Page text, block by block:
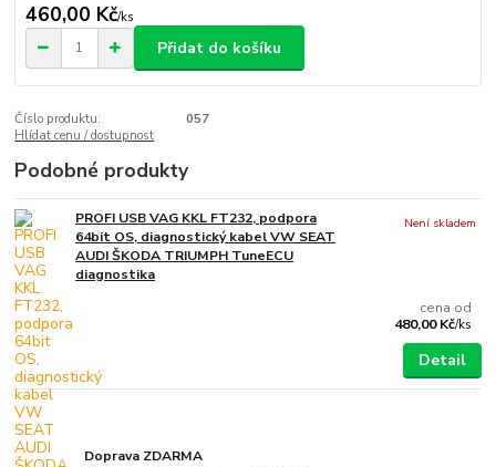
460,00 Kč/ks
Přidat do košíku
Číslo produktu:
057
Hlídat cenu / dostupnost
Podobné produkty
PROFI USB VAG KKL FT232, podpora
64bit OS, diagnostický kabel VW SEAT
AUDI ŠKODA TRIUMPH TuneECU
diagnostika
cena od
480,00 Kč/ks
Není skladem
Detail
Doprava ZDARMA